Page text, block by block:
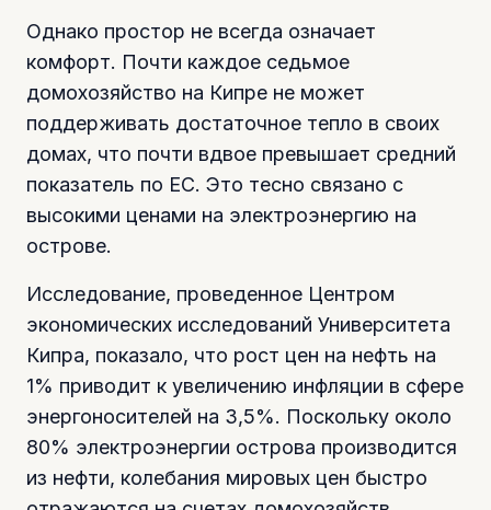
Однако простор не всегда означает
комфорт. Почти каждое седьмое
домохозяйство на Кипре не может
поддерживать достаточное тепло в своих
домах, что почти вдвое превышает средний
показатель по ЕС. Это тесно связано с
высокими ценами на электроэнергию на
острове.
Исследование, проведенное Центром
экономических исследований Университета
Кипра, показало, что рост цен на нефть на
1% приводит к увеличению инфляции в сфере
энергоносителей на 3,5%. Поскольку около
80% электроэнергии острова производится
из нефти, колебания мировых цен быстро